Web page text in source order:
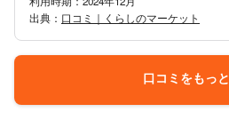
出典： 口コミ｜くらしのマーケット
口コミをもっ